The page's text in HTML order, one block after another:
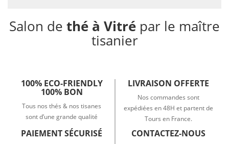
Salon de thé à Vitré par le maître
tisanier
100% ECO-FRIENDLY
100% BON
Tous nos thés & nos tisanes
sont d’une grande qualité
LIVRAISON OFFERTE
Nos commandes sont
expédiées en 48H et partent de
Tours en France.
PAIEMENT SÉCURISÉ CONTACTEZ-NOUS